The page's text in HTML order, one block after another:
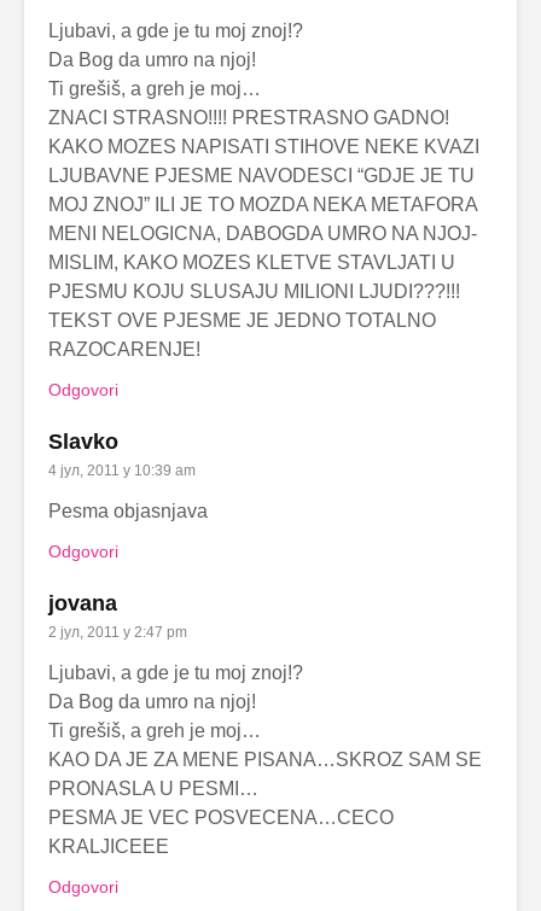
Ljubavi, a gde je tu moj znoj!?
Da Bog da umro na njoj!
Ti grešiš, a greh je moj…
ZNACI STRASNO!!!! PRESTRASNO GADNO!
KAKO MOZES NAPISATI STIHOVE NEKE KVAZI
LJUBAVNE PJESME NAVODESCI “GDJE JE TU
MOJ ZNOJ” ILI JE TO MOZDA NEKA METAFORA
MENI NELOGICNA, DABOGDA UMRO NA NJOJ-
MISLIM, KAKO MOZES KLETVE STAVLJATI U
PJESMU KOJU SLUSAJU MILIONI LJUDI???!!!
TEKST OVE PJESME JE JEDNO TOTALNO
RAZOCARENJE!
Odgovori
Slavko
4 јул, 2011 у 10:39 am
Pesma objasnjava
Odgovori
jovana
2 јул, 2011 у 2:47 pm
Ljubavi, a gde je tu moj znoj!?
Da Bog da umro na njoj!
Ti grešiš, a greh je moj…
KAO DA JE ZA MENE PISANA…SKROZ SAM SE
PRONASLA U PESMI…
PESMA JE VEC POSVECENA…CECO
KRALJICEEE
Odgovori